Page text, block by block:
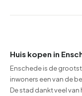
Huis kopen in
Enschede is de
inwoners een van de
De stad dankt veel van